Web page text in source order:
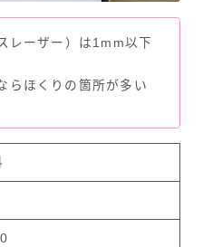
レーザー）は1mm以下
らほくりの箇所が多い